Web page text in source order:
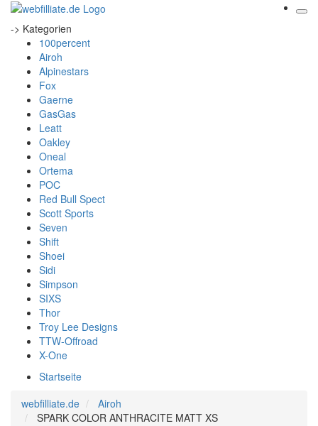
-> Kategorien
100percent
Airoh
Alpinestars
Fox
Gaerne
GasGas
Leatt
Oakley
Oneal
Ortema
POC
Red Bull Spect
Scott Sports
Seven
Shift
Shoei
Sidi
Simpson
SIXS
Thor
Troy Lee Designs
TTW-Offroad
X-One
Startseite
webfilliate.de
Airoh
SPARK COLOR ANTHRACITE MATT XS